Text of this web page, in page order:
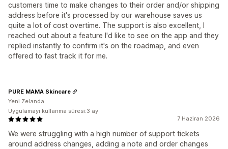
customers time to make changes to their order and/or shipping
address before it's processed by our warehouse saves us
quite a lot of cost overtime. The support is also excellent, I
reached out about a feature I'd like to see on the app and they
replied instantly to confirm it's on the roadmap, and even
offered to fast track it for me.
7 Haziran 2026
We were struggling with a high number of support tickets
around address changes, adding a note and order changes
PURE MAMA Skincare
Yeni Zelanda
Uygulamayı kullanma süresi:3 ay